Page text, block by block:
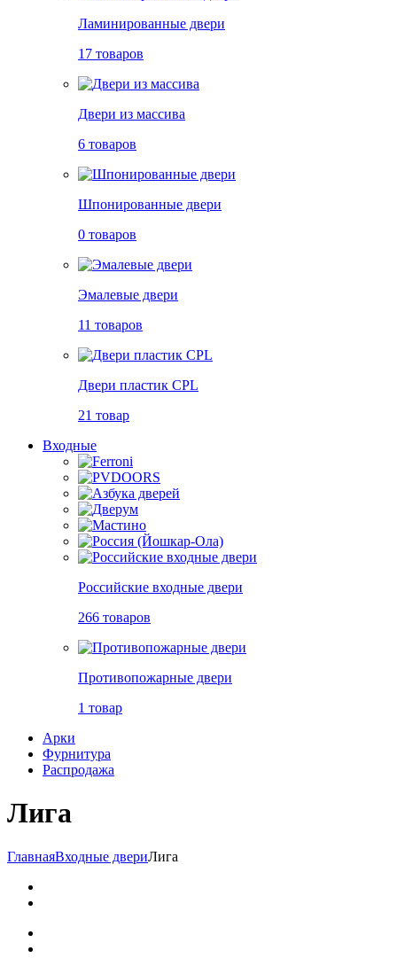
Ламинированные двери
17 товаров
Двери из массива
6 товаров
Шпонированные двери
0 товаров
Эмалевые двери
11 товаров
Двери пластик CPL
21 товар
Входные
Российские входные двери
266 товаров
Противопожарные двери
1 товар
Арки
Фурнитура
Распродажа
Лига
ГлавнаяВходные двериЛига